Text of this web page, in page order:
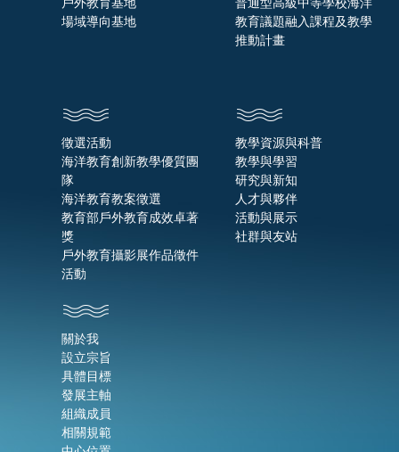
戶外教育基地
場域導向基地
普通型高級中等學校海洋
教育議題融入課程及教學
推動計畫
徵選活動
海洋教育創新教學優質團
隊
海洋教育教案徵選
教育部戶外教育成效卓著
獎
戶外教育攝影展作品徵件
活動
教學資源與科普
教學與學習
研究與新知
人才與夥伴
活動與展示
社群與友站
關於我
設立宗旨
具體目標
發展主軸
組織成員
相關規範